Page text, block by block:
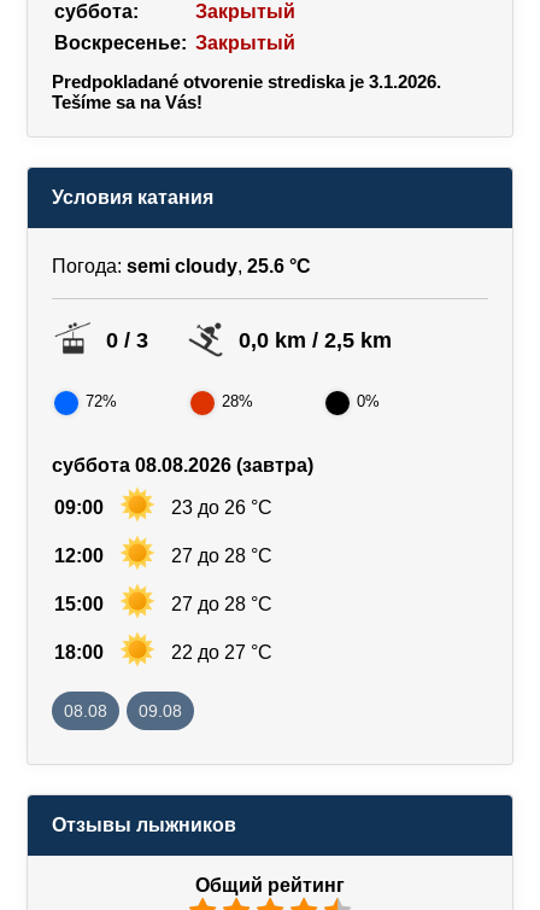
суббота:
Закрытый
Воскресенье: Закрытый
Predpokladané otvorenie strediska je 3.1.2026.
Tešíme sa na Vás!
Условия катания
Погода: semi cloudy, 25.6 °C
0 / 3 0,0 km / 2,5 km
72% 28% 0%
суббота 08.08.2026 (завтра)
09:00 23 до 26 °C
12:00 27 до 28 °C
15:00 27 до 28 °C
18:00 22 до 27 °C
08.08 09.08
Отзывы лыжников
Общий рейтинг